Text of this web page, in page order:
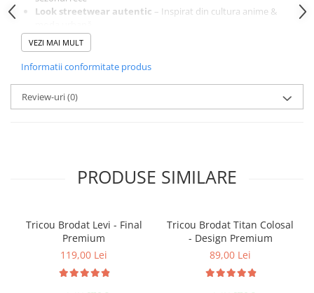
Look streetwear autentic – Inspirat din cultura anime &
Cadou ideal pentru fani adevărați
unică în colecția lor
Comandă acum și poartă un hanorac unic, brodat în
atelierul nostru din România
VEZI MAI MULT
Informatii conformitate produs
Review-uri(0)
PRODUSE SIMILARE
Tricou Brodat Levi - Final
Premium
119,00 Lei
Tricou Brodat Titan Colosal
- Design Premium
89,00 Lei